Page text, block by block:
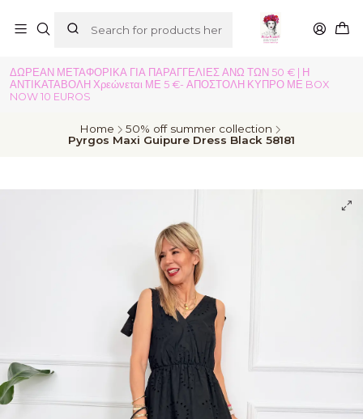
ΔΩΡΕΑΝ ΜΕΤΑΦΟΡΙΚΑ ΓΙΑ ΠΑΡΑΓΓΕΛΙΕΣ ΑΝΩ ΤΩΝ 50 € | Η
ΑΝΤΙΚΑΤΑΒΟΛΗ Χρεώνεται ΜΕ 5 €- ΑΠΟΣΤΟΛΗ ΚΥΠΡΟ ΜΕ BOX
NOW 10 EUROS
Home
50% off summer collection
Pyrgos Maxi Guipure Dress Black 58181